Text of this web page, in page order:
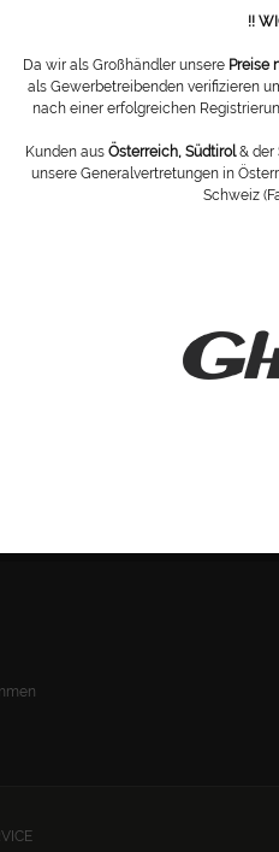
Teilen
!!
Da wir als Großhändler unsere Preise
als Gewerbetreibenden verifizieren
nach einer erfolgreichen
Kunden aus Österreich, Südtirol& der
unsere Generalvertretungen in
Schweiz